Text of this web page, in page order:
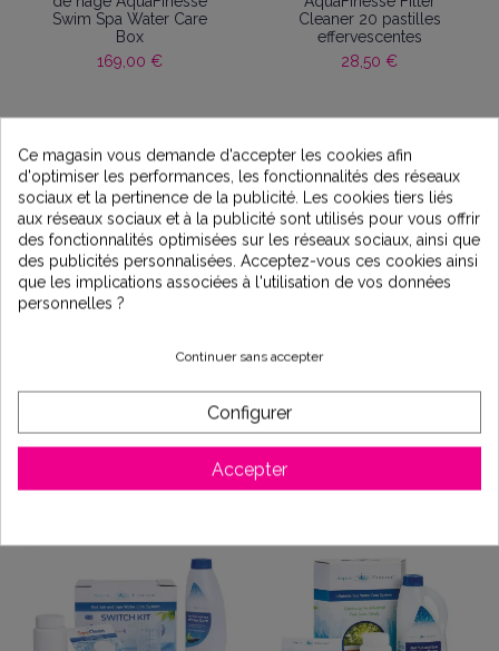
Swim Spa Water Care
Box
169,00 €
Cleaner 20 pastilles
effervescentes
28,50 €
pour spa AquaFinesse
Ce magasin vous demande d'accepter les cookies afin
d'optimiser les performances, les fonctionnalités des réseaux
sociaux et la pertinence de la publicité. Les cookies tiers liés
aux réseaux sociaux et à la publicité sont utilisés pour vous offrir
des fonctionnalités optimisées sur les réseaux sociaux, ainsi que
des publicités personnalisées. Acceptez-vous ces cookies ainsi
que les implications associées à l'utilisation de vos données
personnelles ?
Continuer sans accepter
Configurer
Accepter